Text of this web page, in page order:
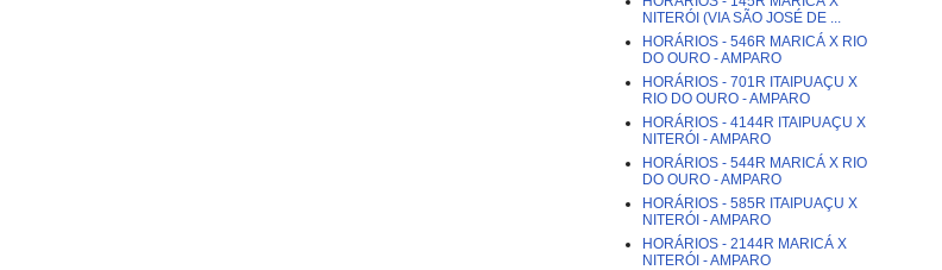
NITERÓI (VIA SÃO JOSÉ DE ...
HORÁRIOS - 546R MARICÁ X RIO
DO OURO - AMPARO
HORÁRIOS - 701R ITAIPUAÇU X
RIO DO OURO - AMPARO
HORÁRIOS - 4144R ITAIPUAÇU X
NITERÓI - AMPARO
HORÁRIOS - 544R MARICÁ X RIO
DO OURO - AMPARO
HORÁRIOS - 585R ITAIPUAÇU X
NITERÓI - AMPARO
HORÁRIOS - 2144R MARICÁ X
NITERÓI - AMPARO